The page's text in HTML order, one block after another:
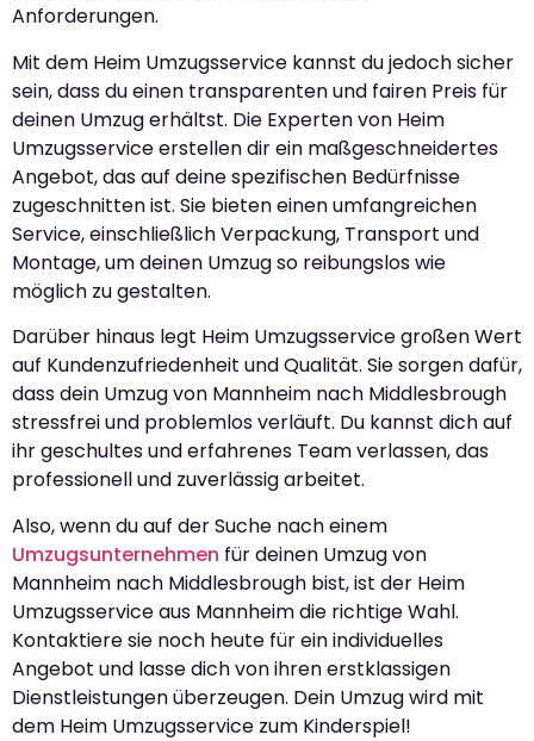
Anforderungen.
Mit dem Heim Umzugsservice kannst du jedoch sicher
sein, dass du einen transparenten und fairen Preis für
deinen Umzug erhältst. Die Experten von Heim
Umzugsservice erstellen dir ein maßgeschneidertes
Angebot, das auf deine spezifischen Bedürfnisse
zugeschnitten ist. Sie bieten einen umfangreichen
Service, einschließlich Verpackung, Transport und
Montage, um deinen Umzug so reibungslos wie
möglich zu gestalten.
Darüber hinaus legt Heim Umzugsservice großen Wert
auf Kundenzufriedenheit und Qualität. Sie sorgen dafür,
dass dein Umzug von Mannheim nach Middlesbrough
stressfrei und problemlos verläuft. Du kannst dich auf
ihr geschultes und erfahrenes Team verlassen, das
professionell und zuverlässig arbeitet.
Also, wenn du auf der Suche nach einem
Umzugsunternehmen für deinen Umzug von
Mannheim nach Middlesbrough bist, ist der Heim
Umzugsservice aus Mannheim die richtige Wahl.
Kontaktiere sie noch heute für ein individuelles
Angebot und lasse dich von ihren erstklassigen
Dienstleistungen überzeugen. Dein Umzug wird mit
dem Heim Umzugsservice zum Kinderspiel!